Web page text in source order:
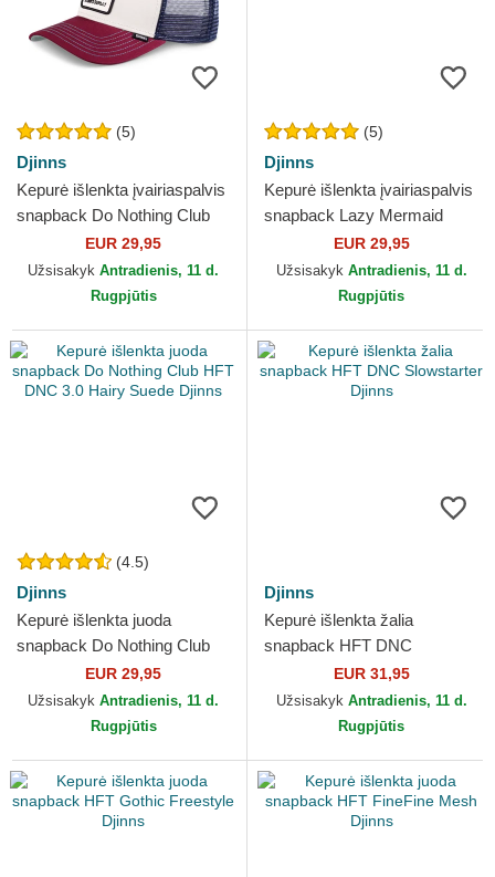
(5)
Djinns
Kepurė išlenkta įvairiaspalvis
snapback Do Nothing Club
HFT DNC 1.3 Djinns
EUR 29,95
Užsisakyk Antradienis, 11 d.
Rugpjūtis
(5)
Djinns
Kepurė išlenkta įvairiaspalvis
snapback Lazy Mermaid
HFT DjinnsEUR 29,95
Užsisakyk Antradienis, 11 d.
Rugpjūtis
(4.5)
Djinns
Kepurė išlenkta juoda
snapback Do Nothing Club
HFT DNC 3.0 Hairy Suede
Djinns
EUR 29,95
Užsisakyk Antradienis, 11 d.
Rugpjūtis
Djinns
Kepurė išlenkta žalia
snapback HFT DNC
Slowstarter Djinns
EUR 31,95
Užsisakyk Antradienis, 11 d.
Rugpjūtis